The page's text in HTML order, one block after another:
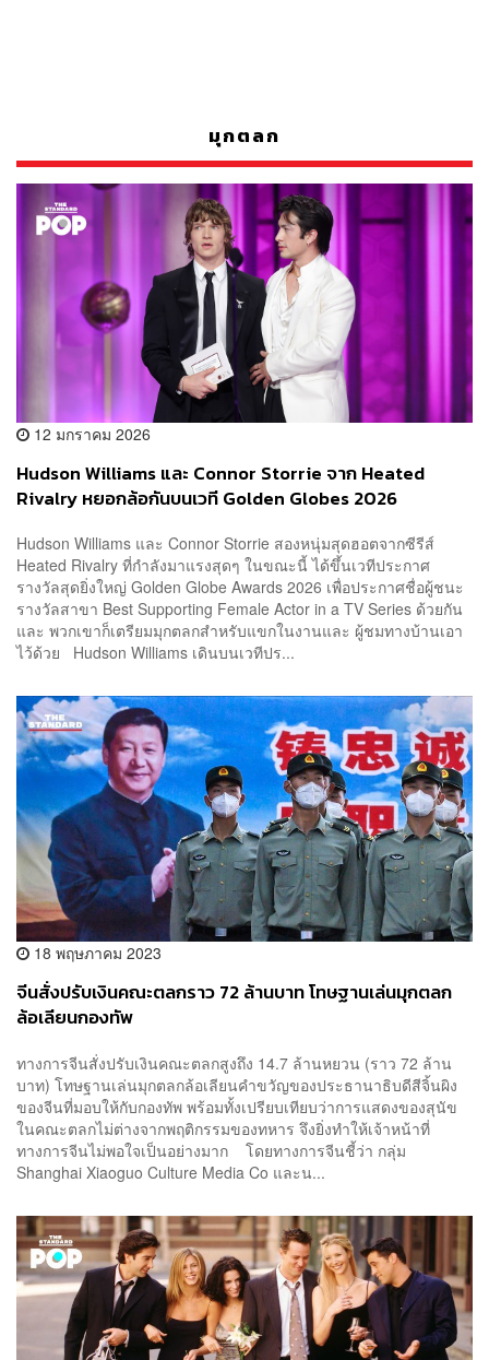
มุกตลก
12 มกราคม 2026
Hudson Williams และ Connor Storrie จาก Heated
Rivalry หยอกล้อกันบนเวที Golden Globes 2026
Hudson Williams และ Connor Storrie สองหนุ่มสุดฮอตจากซีรีส์
Heated Rivalry ที่กำลังมาแรงสุดๆ ในขณะนี้ ได้ขึ้นเวทีประกาศ
รางวัลสุดยิ่งใหญ่ Golden Globe Awards 2026 เพื่อประกาศชื่อผู้ชนะ
รางวัลสาขา Best Supporting Female Actor in a TV Series ด้วยกัน
และ พวกเขาก็เตรียมมุกตลกสำหรับแขกในงานและ ผู้ชมทางบ้านเอา
ไว้ด้วย Hudson Williams เดินบนเวทีปร...
18 พฤษภาคม 2023
จีนสั่งปรับเงินคณะตลกราว 72 ล้านบาท โทษฐานเล่นมุกตลก
ล้อเลียนกองทัพ
ทางการจีนสั่งปรับเงินคณะตลกสูงถึง 14.7 ล้านหยวน (ราว 72 ล้าน
บาท) โทษฐานเล่นมุกตลกล้อเลียนคำขวัญของประธานาธิบดีสีจิ้นผิง
ของจีนที่มอบให้กับกองทัพ พร้อมทั้งเปรียบเทียบว่าการแสดงของสุนัข
ในคณะตลกไม่ต่างจากพฤติกรรมของทหาร จึงยิ่งทำให้เจ้าหน้าที่
ทางการจีนไม่พอใจเป็นอย่างมาก โดยทางการจีนชี้ว่า กลุ่ม
Shanghai Xiaoguo Culture Media Co และน...